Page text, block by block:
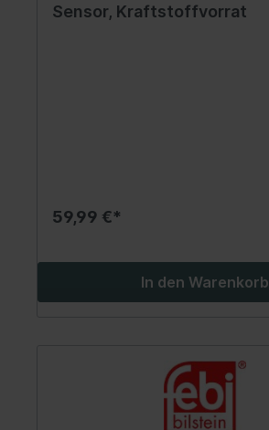
Sensor, Kraftstoffvorrat
59,99 €*
In den Warenkorb